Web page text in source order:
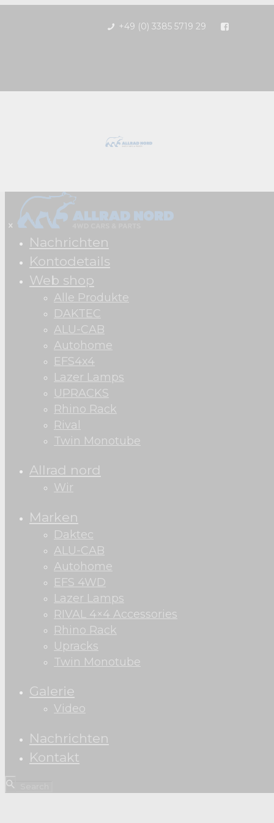
+49 (0) 3385 5719 29
Nachrichten
Kontodetails
Web shop
Alle Produkte
DAKTEC
ALU-CAB
Autohome
EFS4x4
Lazer Lamps
UPRACKS
Rhino Rack
Rival
Twin Monotube
Allrad nord
Wir
Marken
Daktec
ALU-CAB
Autohome
EFS 4WD
Lazer Lamps
RIVAL 4×4 Accessories
Rhino Rack
Upracks
Twin Monotube
Galerie
Video
Nachrichten
Kontakt